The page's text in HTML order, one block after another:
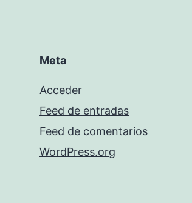
Meta
Acceder
Feed de entradas
Feed de comentarios
WordPress.org